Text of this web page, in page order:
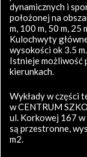
dynamicznych i
położonej na
m, 100 m, 50 m, 25
Kulochwyty
wysokości ok 3.5 m.
Istnieje możliwość
kierunkach.
Wykłady w części
w CENTRUM
ul. Korkowej 167
są przestronne,
m2.